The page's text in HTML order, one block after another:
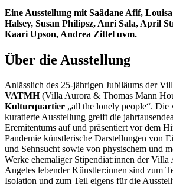
Eine Ausstellung mit Saâdane Afif,
Halsey, Susan Philipsz, Anri Sala, April
Kaari Upson, Andrea Zittel uvm.
Über die Ausstellung
Anlässlich des 25-jährigen Jubiläums der
VATMH(Villa Aurora & Thomas Mann
Kulturquartier „all the lonely people“. Die
kuratierte Ausstellung greift die
Eremitentums auf und präsentiert vor dem
Pandemie künstlerische Darstellungen von
und Sehnsucht sowie von physischem und
Werke ehemaliger Stipendiat:innen der
Angeles lebender Künstler:innen sind zum
Isolation und zum Teil eigens für die